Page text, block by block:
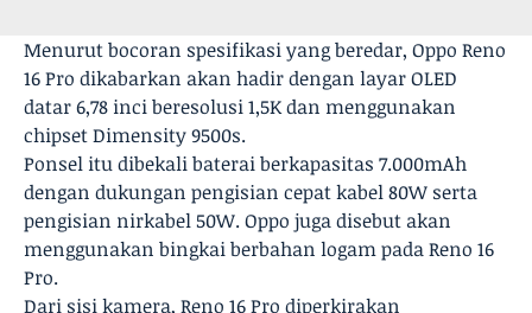
Menurut bocoran spesifikasi yang beredar, Oppo Reno
16 Pro dikabarkan akan hadir dengan layar OLED
datar 6,78 inci beresolusi 1,5K dan menggunakan
chipset Dimensity 9500s.
Ponsel itu dibekali baterai berkapasitas 7.000mAh
dengan dukungan pengisian cepat kabel 80W serta
pengisian nirkabel 50W. Oppo juga disebut akan
menggunakan bingkai berbahan logam pada Reno 16
Pro.
Dari sisi kamera, Reno 16 Pro diperkirakan